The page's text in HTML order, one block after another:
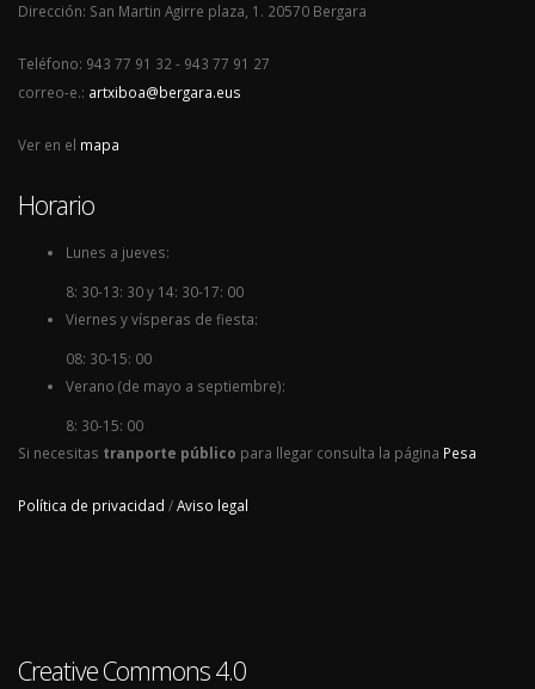
Dirección: San Martin Agirre plaza, 1. 20570 Bergara
Teléfono: 943 77 91 32 - 943 77 91 27
correo-e.: artxiboa@bergara.eus
Ver en el mapa
Horario
Lunes a jueves:
8: 30-13: 30 y 14: 30-17: 00
Viernes y vísperas de fiesta:
08: 30-15: 00
Verano (de mayo a septiembre):
8: 30-15: 00
Si necesitas tranporte público para llegar consulta la página Pesa
Política de privacidad /Aviso legal
Creative Commons 4.0